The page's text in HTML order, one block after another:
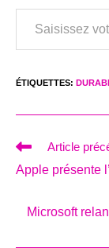
Saisissez votre adresse e-mail…
ÉTIQUETTES:
Read
articles
Article
Apple présente
Microsoft